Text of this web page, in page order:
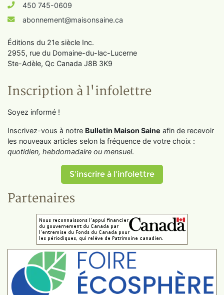
450 745-0609
abonnement@maisonsaine.ca
Éditions du 21e siècle Inc.
2955, rue du Domaine-du-lac-Lucerne
Ste-Adèle, Qc Canada J8B 3K9
Inscription à l'infolettre
Soyez informé !
Inscrivez-vous à notre Bulletin Maison Saine afin de recevoir
les nouveaux articles selon la fréquence de votre choix :
quotidien, hebdomadaire ou mensuel.
S'inscrire à l'infolettre
Partenaires